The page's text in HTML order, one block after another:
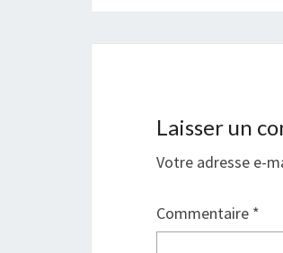
Laisser un
Votre adresse e-
Commentaire *